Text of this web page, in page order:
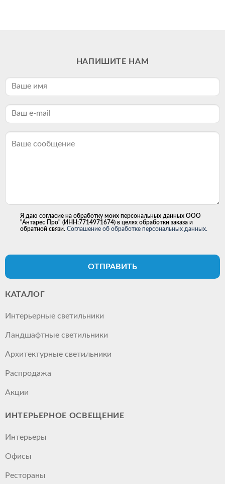
НАПИШИТЕ НАМ
Я даю согласие на обработку моих персональных данных ООО
"Антарес Про" (ИНН:7714971674) в целях обработки заказа и
обратной связи. Соглашение об обработке персональных данных.
ОТПРАВИТЬ
КАТАЛОГ
Интерьерные светильники
Ландшафтные светильники
Архитектурные светильники
Распродажа
Акции
ИНТЕРЬЕРНОЕ ОСВЕЩЕНИЕ
Интерьеры
Офисы
Рестораны